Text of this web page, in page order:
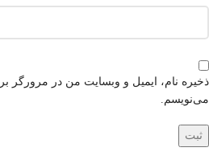
ذخیره نام، ایمیل و وبسایت من در مرورگر
می‌نویسم.